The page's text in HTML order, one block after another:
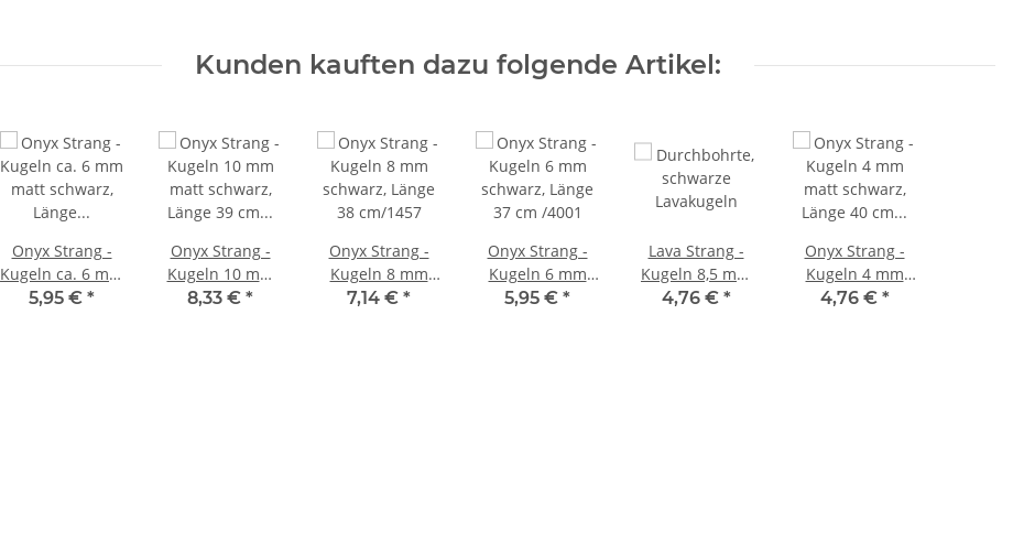
Kunden kauften dazu folgende Artikel:
Onyx Strang -
Kugeln ca. 6 mm
matt schwarz,
5,95 € *
Onyx Strang -
Kugeln 10 mm
matt schwarz,
8,33 € *
Onyx Strang -
Kugeln 8 mm
schwarz, Länge
7,14 € *
Onyx Strang -
Kugeln 6 mm
schwarz, Länge
5,95 € *
Lava Strang -
Kugeln 8,5 mm
schwarz, Länge
4,76 € *
Onyx Strang -
Kugeln 4 mm
matt schwarz,
4,76 € *